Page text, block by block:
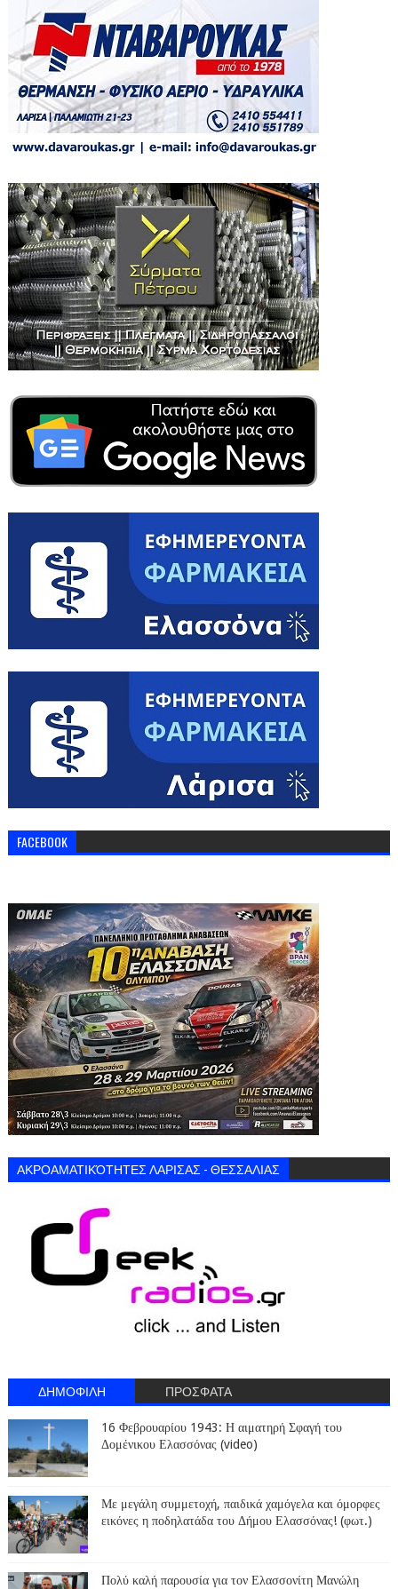
FACEBOOK
ΑΚΡΟΑΜΑΤΙΚΌΤΗΤΕΣ ΛΑΡΙΣΑΣ - ΘΕΣΣΑΛΙΑΣ
ΔΗΜΟΦΙΛΗ ΠΡΟΣΦΑΤΑ
16 Φεβρουαρίου 1943: Η αιματηρή Σφαγή του
Δομένικου Ελασσόνας (video)
Με μεγάλη συμμετοχή, παιδικά χαμόγελα και όμορφες
εικόνες η ποδηλατάδα του Δήμου Ελασσόνας! (φωτ.)
Πολύ καλή παρουσία για τον Ελασσονίτη Μανώλη